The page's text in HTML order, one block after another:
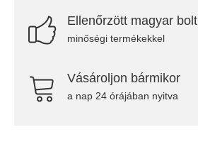
Ellenőrzött magyar bolt
minőségi termékekkel
Vásároljon bármikor
a nap 24 órájában nyitva